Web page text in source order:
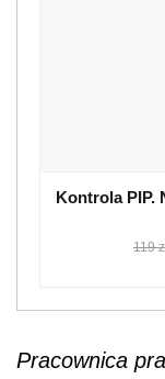
Kontrola PIP.
119
Pracownica